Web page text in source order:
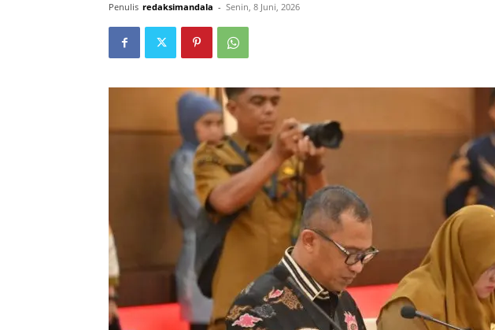
Penulis redaksimandala - Senin, 8 Juni, 2026